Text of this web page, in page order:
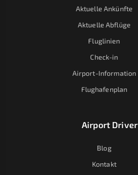
Aktuelle Ankünfte
Aktuelle Abflüge
Fluglinien
Check-in
Airport-Information
Flughafenplan
Airport Driver
Blog
Kontakt